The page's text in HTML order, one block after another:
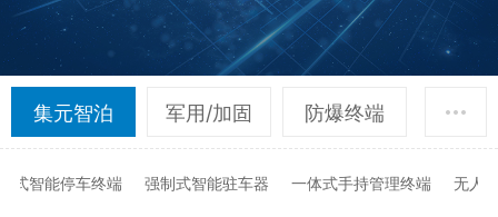
集元智泊 军用/加固 防爆终端
工业仪表 其他产品
式智能停车终端 强制式智能驻车器 一体式手持管理终端 无人